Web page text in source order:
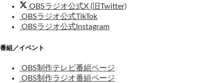
OBSラジオ公式X (旧Twitter)
OBSラジオ公式TikTok
OBSラジオ公式Instagram
番組／イベント
OBS制作テレビ番組ページ
OBS制作ラジオ番組ページ